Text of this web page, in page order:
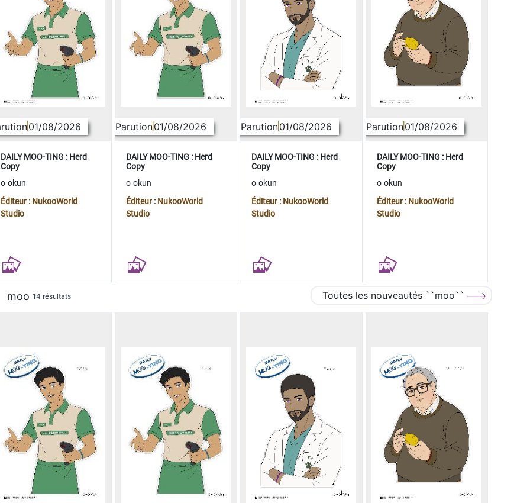
01/08/2026
DAILY MOO-TING : Herd
Copy
o-okun
Éditeur : NukooWorld
Studio
Parution01/08/2026
DAILY MOO-TING : Herd
Copy
o-okun
Éditeur : NukooWorld
Studio
Parution01/08/2026
DAILY MOO-TING : Herd
Copy
o-okun
Éditeur : NukooWorld
Studio
Parution01/08/2026
DAILY MOO-TING : Herd
Copy
o-okun
Éditeur : NukooWorld
Studio
moo 14 résultats Toutes les nouveautés ``moo``